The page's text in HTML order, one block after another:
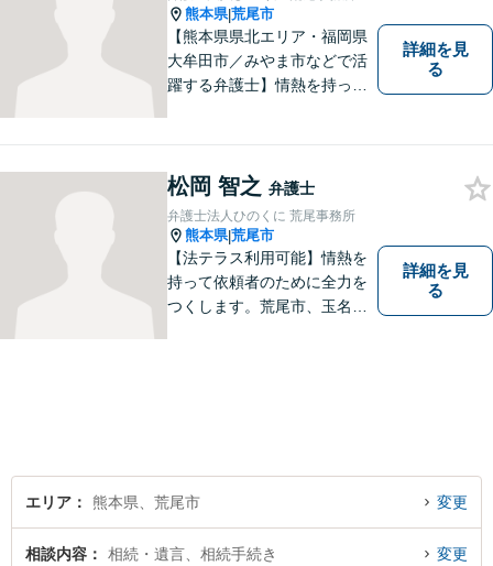
熊本県|荒尾市
【熊本県県北エリア・福岡県
大牟田市／みやま市などで活
躍する弁護士】情熱を持って
す。離婚 、相続、交通事故、
企業法務など幅広いお困りご
とに対応可能です！
詳細を見
る
松岡 智之 弁護士
弁護士法人ひのくに 荒尾事務所
熊本県|荒尾市
【法テラス利用可能】情熱を
持って依頼者のために全力を
つくします。荒尾市、玉名郡
詳細を見
る
エリア 熊本県、荒尾市 変更
相談内容 相続・遺言、相続手続き 変更